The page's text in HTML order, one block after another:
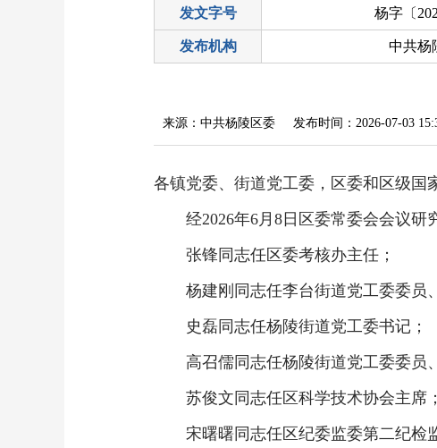
发文字号 杨字〔
发布机构 中共杨
来源：中共杨陵区委 发布时间：2026-07-03
各镇党委、街道党工委，区委和区级国
经2026年6月8日区委常委会会议研
张锋同志任区委考核办主任；
杨建刚同志任李台街道党工委委员
史磊同志任杨陵街道党工委书记；
高召儒同志任杨陵街道党工委委员
苏俊文同志任区科学技术协会主席；
宋曙曙同志任区纪委监委第二纪检